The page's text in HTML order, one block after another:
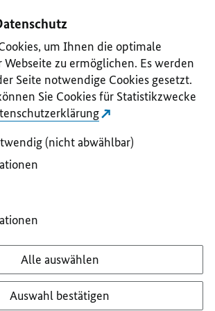
um Ihnen die optimale
Webseite zu ermöglichen. Es werden
Seite notwendige Cookies gesetzt.
Sie Cookies für Statistikzwecke
(nicht abwählbar)
Alle auswählen
Auswahl bestätigen